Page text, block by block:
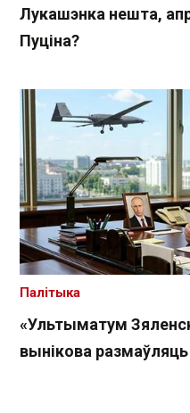
Лукашэнка нешта,
Пуціна?
«Ультыматум
вынікова
Палітыка